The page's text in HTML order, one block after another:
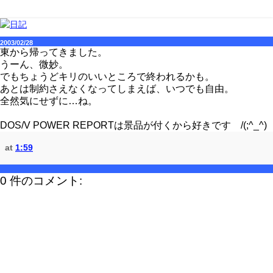
2003/02/28
東から帰ってきました。
うーん、微妙。
でもちょうどキリのいいところで終われるかも。
あとは制約さえなくなってしまえば、いつでも自由。
全然気にせずに…ね。
DOS/V POWER REPORTは景品が付くから好きです /(;^_^)
at 1:59
0 件のコメント: